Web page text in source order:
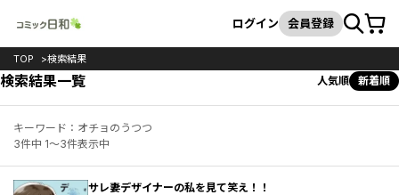
検索
ログイン 会員登録カート
TOP 検索結果
検索結果一覧 人気順 新着順
キーワード：オチョのうつつ
3件中 1～3件表示中
サレ妻デザイナーの私を見て笑え！！